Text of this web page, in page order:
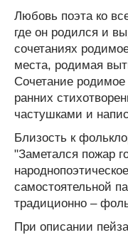
Любовь поэта ко
где он родился и
сочетаниях
места, родимая
Сочетание родимое
ранних
частушками и
Близость к
"Заметался пожар
самостоятельной
традиционно –
При описании